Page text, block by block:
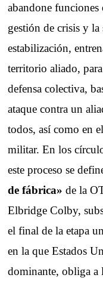
abandone funciones
gestión de crisis y
estabilización,
territorio aliado,
defensa colectiva,
ataque contra un
todos, así como en
militar. En los
este proceso se
de fábrica» de la
Elbridge Colby,
el final de la etapa
en la que Estados
dominante, obliga a